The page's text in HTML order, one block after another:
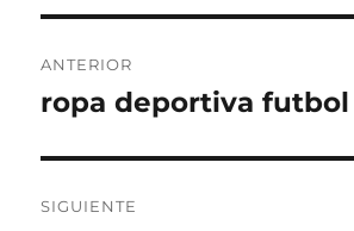
de
ANTERIOR
Entrada
ropa deportiva futbol
SIGUIENTE